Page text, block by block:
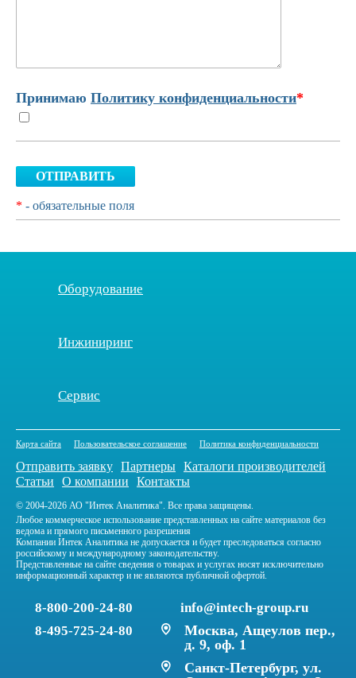
Принимаю Политику конфиденциальности*
ОТПРАВИТЬ
* - обязательные поля
Оборудование
Инжиниринг
Сервис
Карта сайта Пользовательское соглашение Политика конфиденциальности
Отправить заявку Партнеры Каталоги производителей
Статьи
О компании Контакты
© 2004-2026 АО "Интек Аналитика". Все права защищены.
Любое коммерческое использование представленных на сайте материалов без
ведома и прямого письменного разрешения
Компании Интек Аналитика не допускается и будет преследоваться согласно
российскому и международному законодательству.
Представленные на сайте сведения о товарах и услугах носят исключительно
информационный характер и не являются публичной офертой.
8-800-200-24-80
8-495-725-24-80
info@intech-group.ru
Москва, Ащеулов пер.,
д. 9, оф. 1
Санкт-Петербург, ул.